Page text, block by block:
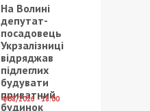
На Волині
депутат-
посадовець
Укрзалізниці
відряджав
підлеглих
будувати
приватний
будинок
4/08/2026 - 18:00